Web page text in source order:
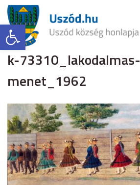
Eszköztár megnyitása
k-73310_lakodalmas-
menet_1962